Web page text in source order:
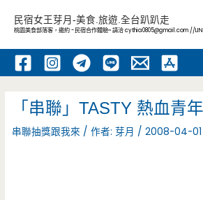
內
民宿女王芽月-美食.旅遊.全台趴趴走
桃園美食部落客，邀約 -民宿合作體驗~ 請洽cythia0805@gmail.com //
「串聯」TASTY 熱血青
串聯抽獎跟我來 / 作者:芽月 /2008-04-01